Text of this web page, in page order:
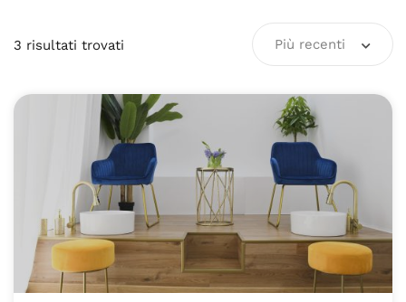
3 risultati trovati Più recenti